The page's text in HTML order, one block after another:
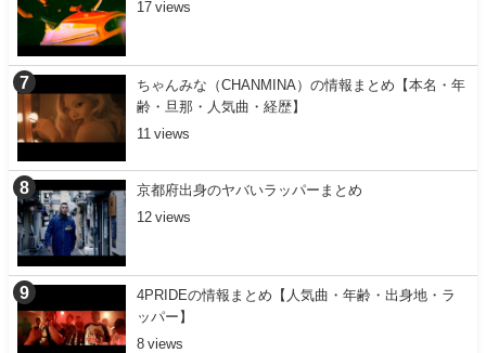
17
ちゃんみな（CHANMINA）の情報まとめ【本名・年
齢・旦那・人気曲・経歴】
11
京都府出身のヤバいラッパーまとめ
12
4PRIDEの情報まとめ【人気曲・年齢・出身地・ラ
ッパー】
8